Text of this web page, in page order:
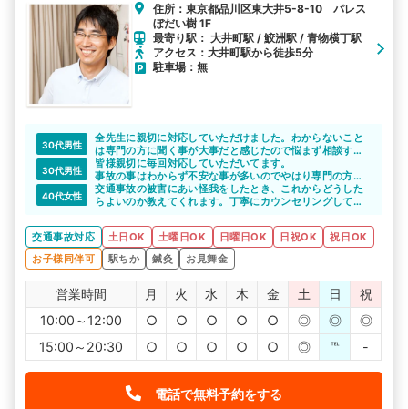
住所：東京都品川区東大井5-8-10 パレス
ぼだい樹 1F
最寄り駅： 大井町駅 / 鮫洲駅 / 青物横丁駅
アクセス：大井町駅から徒歩5分
駐車場：無
30代男性
全先生に親切に対応していただけました。わからないこと
は専門の方に聞く事が大事だと感じたので悩まず相談する
事をお勧めします。
30代男性
皆様親切に毎回対応していただいてます。
事故の事はわからず不安な事が多いのでやはり専門の方に
相談するのが1番だと思います。
40代女性
交通事故の被害にあい怪我をしたとき、これからどうした
らよいのか教えてくれます。丁寧にカウンセリングしてく
交通事故対応
土日OK 土曜日OK 日曜日OK 日祝OK
祝日OK
お子様同伴可
駅ちか 鍼灸 お見舞金
営業時間 月 火 水 木 金 土 日
祝
10:00～12:00
○ ○ ○ ○ ○ ◎ ◎
◎
15:00～20:30
○ ○ ○ ○ ○ ◎ ℡ -
電話で無料予約をする